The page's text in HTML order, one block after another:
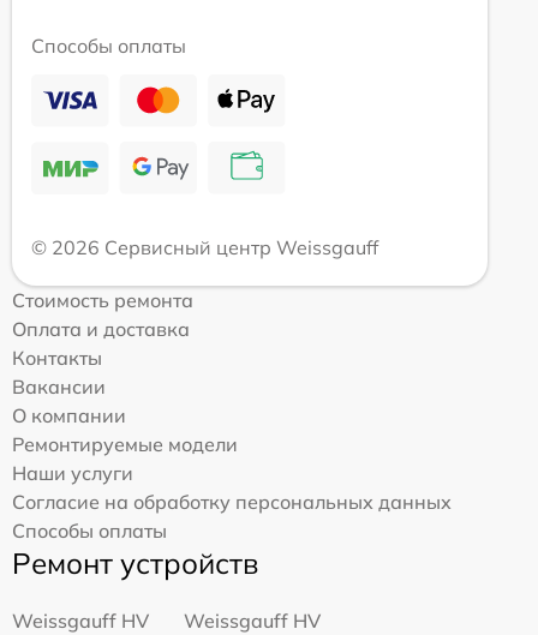
Способы оплаты
© 2026 Сервисный центр Weissgauff
Стоимость ремонта
Оплата и доставка
Контакты
Вакансии
О компании
Ремонтируемые модели
Наши услуги
Согласие на обработку персональных данных
Способы оплаты
Ремонт устройств
Weissgauff HV
Weissgauff HV